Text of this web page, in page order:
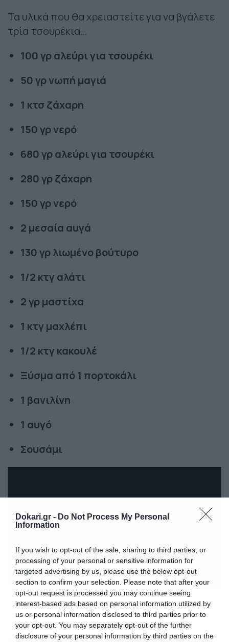
Dokari.gr - Do Not Process My Personal
Information
If you wish to opt-out of the sale, sharing to third parties, or
processing of your personal or sensitive information for
targeted advertising by us, please use the below opt-out
section to confirm your selection. Please note that after your
opt-out request is processed you may continue seeing
interest-based ads based on personal information utilized by
us or personal information disclosed to third parties prior to
your opt-out. You may separately opt-out of the further
disclosure of your personal information by third parties on the
Τα υλικά που θα χρειαστείτε για να βγάλετε
τρία τσουρέκια…
100 γρ αλεύρι για τσουρέκι
50 γρ νωπή μαγιά
1 κτσ ζάχαρη
150 γρ νερό
680 γρ αλεύρι για τσουρέκι
280 γρ ζάχαρη
150 γρ νερό
2 μεσαία αυγά
130 γρ λιωμένο βούτυρο
1/2 κτγ αλάτι
2 γρ μαστίχα
1 κτγ μαχλέπι
1/2 κτγ κακουλέ
Ξύσμα από 1 πορτοκάλι
1 βανιλίνη
1 αυγό
Σουσάμι
Ολες οιειδήσειςστοDokari.gr.